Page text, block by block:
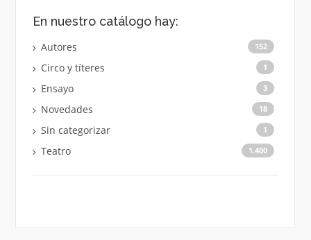
En nuestro catálogo hay:
Autores 152
Circo y títeres 1
Ensayo 3
Novedades 18
Sin categorizar 1
Teatro 1.400